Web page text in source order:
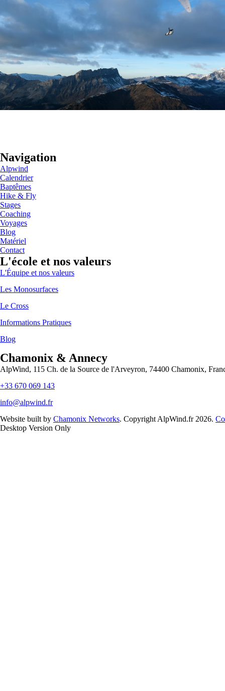
Navigation
Alpwind
Calendrier
Baptêmes
Hike & Fly
Stages
Coaching
Voyages
Blog
Matériel
Contact
L'école et nos valeurs
L'Équipe et nos valeurs
Les Monosurfaces
Le Cross
Informations Pratiques
Blog
Chamonix & Annecy
AlpWind, 115 Ch. de la Source de l'Arveyron, 74400 Chamonix,
+33 670 069 143
info@alpwind.fr
Website built by Chamonix Networks. Copyright AlpWind.fr 2026.
Desktop Version Only